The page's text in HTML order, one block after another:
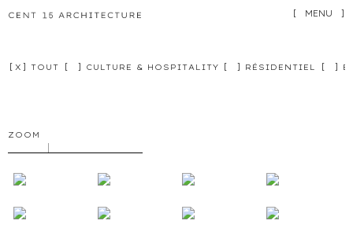
MENU
ZOOM
[ X ] TOUT [ ] CULTURE & HOSPITALITY [ ] RÉSIDENTIEL [ ]